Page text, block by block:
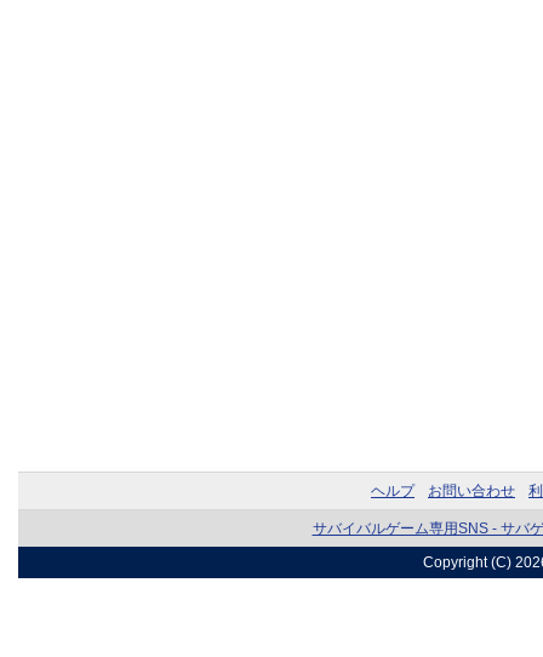
ヘルプ お問い合わせ
サバイバルゲーム専用SNS - サバ
Copyright (C)